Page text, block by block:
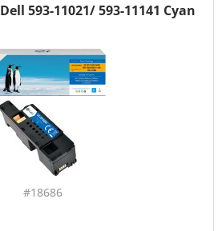
593-11021/ 593-11141 Cyan
#18686